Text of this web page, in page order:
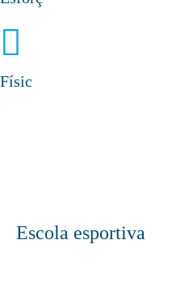
Físic
Escola esportiva